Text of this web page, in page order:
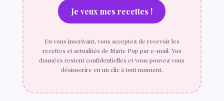
En vous inscrivant, vous acceptez de recevoir les
recettes et actualités de Marie Pop par e-mail. Vos
données restent confidentielles et vous pouvez vous
désinscrire en un clic à tout moment.